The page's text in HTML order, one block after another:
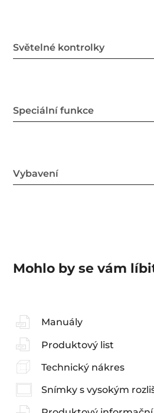
Světelné kontrolky
Speciální funkce
Vybavení
Mohlo by se vám
Manuály
Produktový list
Technický nákres
Snímky s vysokým